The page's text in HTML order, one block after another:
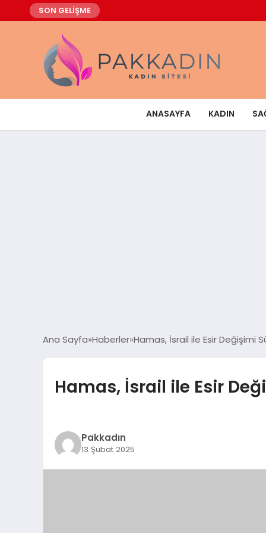
SON GELİŞME
ANASAYFA KADIN
Ana Sayfa Haberler Hamas, İsrail ile Esir Değişimi
Hamas, İsrail ile Esir
Pakkadın
13 Şubat 2025